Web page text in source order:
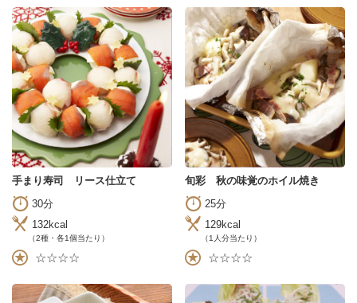
手まり寿司 リース仕立て
30分
132kcal
（2種・各1個当たり）
☆☆☆☆
旬彩 秋の味覚のホイル焼き
25分
129kcal
（1人分当たり）
☆☆☆☆